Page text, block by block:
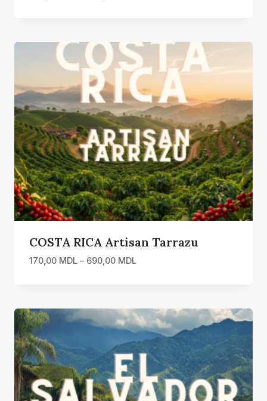
până
la
810,00 MDL
COSTA RICA Artisan Tarrazu
170,00 MDL – 690,00 MDL
până
la
690,00 MDL